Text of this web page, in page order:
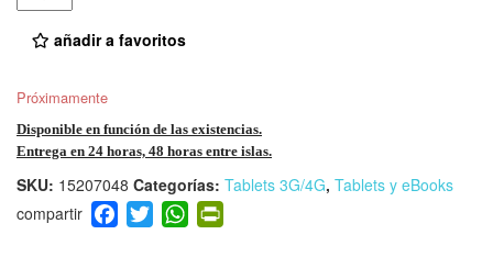
añadir a favoritos
Próximamente
Disponible en función de las existencias.
Entrega en 24 horas, 48 horas entre islas.
SKU: 15207048 Categorías: Tablets 3G/4G, Tablets y eBooks
F
a
T
wi
W
h